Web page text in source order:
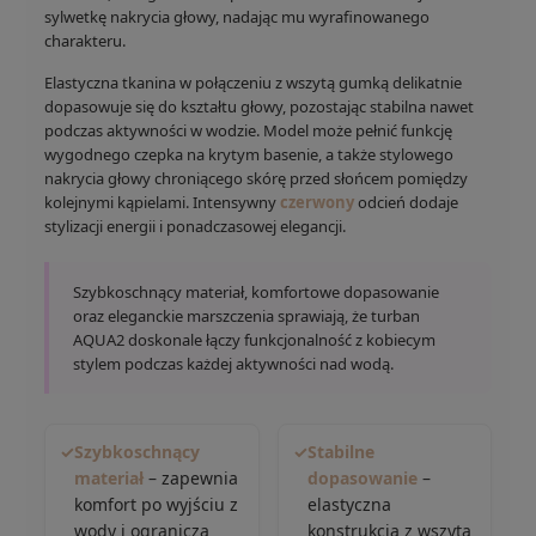
sylwetkę nakrycia głowy, nadając mu wyrafinowanego
charakteru.
Elastyczna tkanina w połączeniu z wszytą gumką delikatnie
dopasowuje się do kształtu głowy, pozostając stabilna nawet
podczas aktywności w wodzie. Model może pełnić funkcję
wygodnego czepka na krytym basenie, a także stylowego
nakrycia głowy chroniącego skórę przed słońcem pomiędzy
kolejnymi kąpielami. Intensywny czerwonyodcień dodaje
stylizacji energii i ponadczasowej elegancji.
Szybkoschnący materiał, komfortowe dopasowanie
oraz eleganckie marszczenia sprawiają, że turban
AQUA2 doskonale łączy funkcjonalność z kobiecym
stylem podczas każdej aktywności nad wodą.
✓Szybkoschnący
materiał – zapewnia
komfort po wyjściu z
wody i ogranicza
✓Stabilne
dopasowanie–
elastyczna
konstrukcja z wszytą